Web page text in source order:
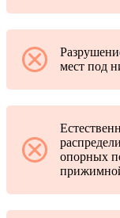
мест под
опорных